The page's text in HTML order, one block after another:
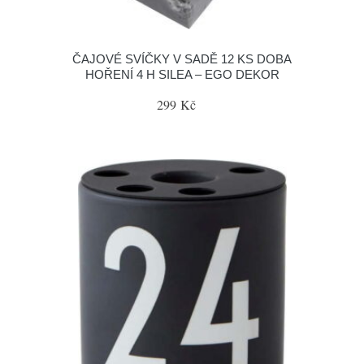
ČAJOVÉ SVÍČKY V SADĚ 12 KS DOBA
HOŘENÍ 4 H SILEA – EGO DEKOR
299 Kč